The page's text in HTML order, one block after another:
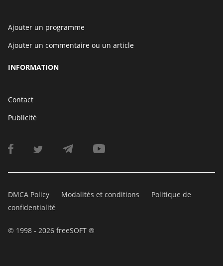
Ajouter un programme
Ajouter un commentaire ou un article
INFORMATION
Contact
Publicité
DMCA Policy Modalités et conditions
Politique de
confidentialité
© 1998 - 2026 freeSOFT ®